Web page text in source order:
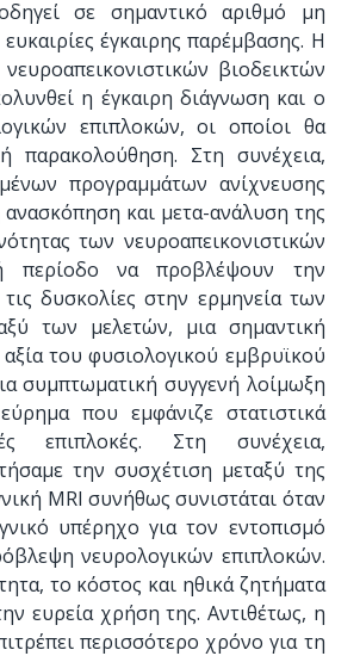
σε σημαντικό αριθμό μη
έγκαιρης παρέμβασης. Η
βιοδεικτών
η έγκαιρη διάγνωση και ο
επιπλοκών, οι οποίοι θα
παρακολούθηση. Στη συνέχεια,
προγραμμάτων ανίχνευσης
και μετα-ανάλυση της
των νευροαπεικονιστικών
περίοδο να προβλέψουν την
δυσκολίες στην ερμηνεία των
των μελετών, μια σημαντική
του φυσιολογικού εμβρυϊκού
συμπτωματική συγγενή λοίμωξη
που εμφάνιζε στατιστικά
επιπλοκές. Στη συνέχεια,
την συσχέτιση μεταξύ της
MRI συνήθως συνιστάται όταν
υπέρηχο για τον εντοπισμό
νευρολογικών επιπλοκών.
το κόστος και ηθικά ζητήματα
ευρεία χρήση της. Αντιθέτως, η
περισσότερο χρόνο για τη